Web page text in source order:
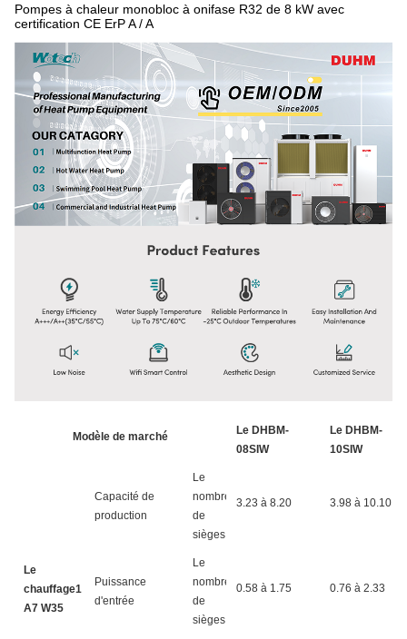
Pompes à chaleur monobloc à onifase R32 de 8 kW avec
certification CE ErP A / A
Modèle de marché
Le DHBM-
08SIW
Le DHBM-
10SIW
Le
chauffage1
A7 W35
Capacité de
production
Le
nombre
de
sièges
3.23 à 8.20 3.98 à 10.10
Puissance
d'entrée
Le
nombre
de
sièges
0.58 à 1.75 0.76 à 2.33